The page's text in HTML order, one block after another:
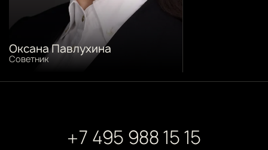
Оксана Павлухина
Cоветник
+7 495 988 15 15